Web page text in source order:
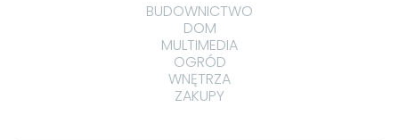
BUDOWNICTWO
DOM
MULTIMEDIA
OGRÓD
WNĘTRZA
ZAKUPY